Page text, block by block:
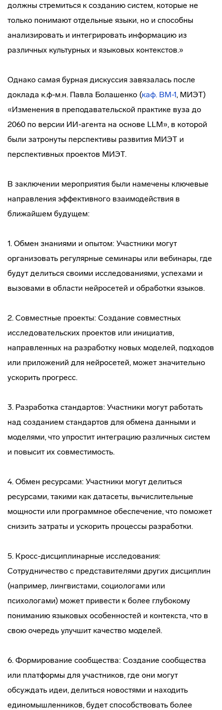
должны стремиться к созданию систем, которые не
только понимают отдельные языки, но и способны
анализировать и интегрировать информацию из
различных культурных и языковых контекстов.»
Однако самая бурная дискуссия завязалась после
доклада к.ф-м.н. Павла Болашенко (каф. ВМ-1, МИЭТ)
«Изменения в преподавательской практике вуза до
2060 по версии ИИ-агента на основе LLM», в которой
были затронуты перспективы развития МИЭТ и
перспективных проектов МИЭТ.
В заключении мероприятия были намечены ключевые
направления эффективного взаимодействия в
ближайшем будущем:
1. Обмен знаниями и опытом: Участники могут
организовать регулярные семинары или вебинары, где
будут делиться своими исследованиями, успехами и
вызовами в области нейросетей и обработки языков.
2. Совместные проекты: Создание совместных
исследовательских проектов или инициатив,
направленных на разработку новых моделей, подходов
или приложений для нейросетей, может значительно
ускорить прогресс.
3. Разработка стандартов: Участники могут работать
над созданием стандартов для обмена данными и
моделями, что упростит интеграцию различных систем
и повысит их совместимость.
4. Обмен ресурсами: Участники могут делиться
ресурсами, такими как датасеты, вычислительные
мощности или программное обеспечение, что поможет
снизить затраты и ускорить процессы разработки.
5. Кросс-дисциплинарные исследования:
Сотрудничество с представителями других дисциплин
(например, лингвистами, социологами или
психологами) может привести к более глубокому
пониманию языковых особенностей и контекста, что в
свою очередь улучшит качество моделей.
6. Формирование сообщества: Создание сообщества
или платформы для участников, где они могут
обсуждать идеи, делиться новостями и находить
единомышленников, будет способствовать более